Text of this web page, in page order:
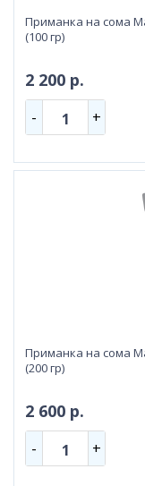
Приманка на сома
(100 гр)
2 200 р.
- 1 +
Приманка на сома
(200 гр)
2 600 р.
- 1 +